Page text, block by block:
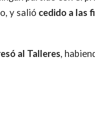
y salió cedido a las
al Talleres,